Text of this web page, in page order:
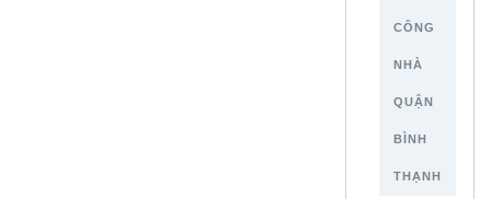
CÔNG
NHÀ
QUẬN
BÌNH
THẠNH